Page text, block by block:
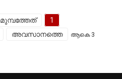
മുമ്പത്തേത്
1
അവസാനത്തെ ആകെ 3